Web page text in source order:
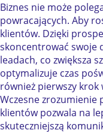
Biznes nie może
powracających. Aby
klientów. Dzięki
skoncentrować swoje
leadach, co zwiększa
optymalizuje czas
również pierwszy krok
Wczesne zrozumienie
klientów pozwala na
skuteczniejszą